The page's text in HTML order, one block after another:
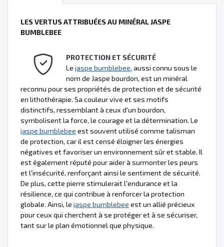
LES VERTUS ATTRIBUÉES AU MINÉRAL JASPE
BUMBLEBEE
PROTECTION ET SÉCURITÉ
Le jaspe bumblebee, aussi connu sous le
nom de Jaspe bourdon, est un minéral
reconnu pour ses propriétés de protection et de sécurité
en lithothérapie. Sa couleur vive et ses motifs
distinctifs, ressemblant à ceux d'un bourdon,
symbolisent la force, le courage et la détermination. Le
jaspe bumblebee est souvent utilisé comme talisman
de protection, car il est censé éloigner les énergies
négatives et favoriser un environnement sûr et stable. Il
est également réputé pour aider à surmonter les peurs
et l'insécurité, renforçant ainsi le sentiment de sécurité.
De plus, cette pierre stimulerait l'endurance et la
résilience, ce qui contribue à renforcer la protection
globale. Ainsi, le jaspe bumblebee est un allié précieux
pour ceux qui cherchent à se protéger et à se sécuriser,
tant sur le plan émotionnel que physique.